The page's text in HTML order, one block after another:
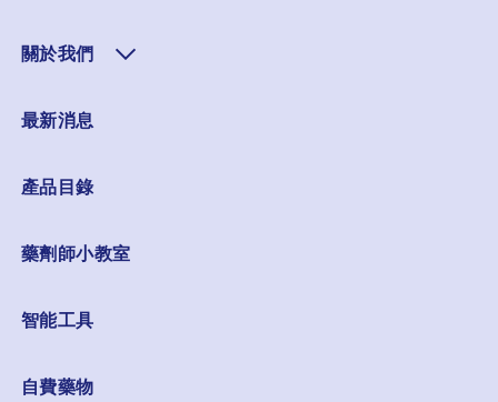
關於我們
最新消息
產品目錄
藥劑師小教室
智能工具
自費藥物